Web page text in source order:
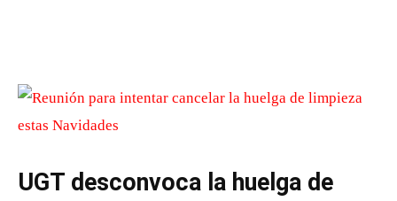
UGT desconvoca la huelga de